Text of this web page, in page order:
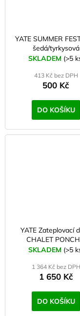
YATE SUMMER
šedá/tyrkysová
SKLADEM (>5
413 Kč bez DPH
500 Kč
DO KOŠÍKU
YATE Zateplovací
CHALET
SKLADEM (>5
1 364 Kč bez DPH
1 650 Kč
DO KOŠÍKU